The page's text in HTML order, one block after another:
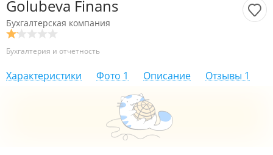
Golubeva Finans
Бухгалтерская компания
Бухгалтерия и отчетность
Характеристики Фото 1 Описание Отзывы 1